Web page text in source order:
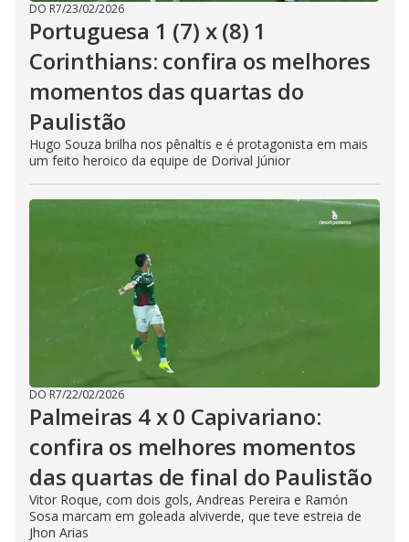
DO R7/23/02/2026
Portuguesa 1 (7) x (8) 1
Corinthians: confira os melhores
momentos das quartas do
Paulistão
Hugo Souza brilha nos pênaltis e é protagonista em mais
um feito heroico da equipe de Dorival Júnior
DO R7/22/02/2026
Palmeiras 4 x 0 Capivariano:
confira os melhores momentos
das quartas de final do Paulistão
Vitor Roque, com dois gols, Andreas Pereira e Ramón
Sosa marcam em goleada alviverde, que teve estreia de
Jhon Arias